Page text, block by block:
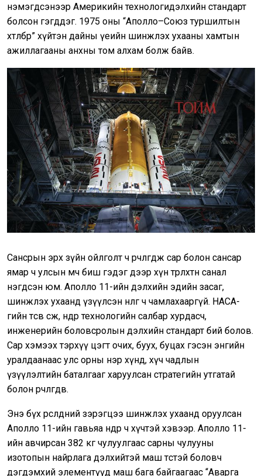
нэмэгдсэнээр Америкийн технологидэлхийн стандарт
болсон гэгддэг. 1975 оны “Аполло–Союз туршилтын
хөтөлбөр” хүйтэн дайны үеийн шинжлэх ухааны хамтын
ажиллагааны анхны том алхам болж байв.
Сансрын эрх зүйн ойлголт ч өөрчлөгдөж сар болон сансар
ямар ч улсын өмч биш гэдэг дээр хүн төрөлхтөн санал
нэгдсэн юм. Аполло 11-ийн дэлхийн эдийн засаг,
шинжлэх ухаанд үзүүлсэн нөлөөг ч чамлахааргүй. НАСА-
гийн төсөв өсөж, өндөр технологийн салбар хурдасч,
инженерийн боловсролын дэлхийн стандарт бий болов.
Сар хэмээх тэрхүү цэгт очих, буух, буцах гэсэн энгийн
уралдаанаас улс орны нэр хүнд, хүч чадлын
үзүүлэлтийн баталгааг харуулсан стратегийн утгатай
болон өөрчлөгдөв.
Энэ бүх өрсөлдөөний зэрэгцээ шинжлэх ухаанд оруулсан
Аполло 11-ийн гавьяа өнөөдөр ч хүчтэй хэвээр. Aполло 11-
ийн авчирсан 382 кг чулуулгаас сарны чулууны
изотопын найрлага дэлхийтэй маш төстэй боловч
дэгдэмхий элементүүд маш бага байгаагаас “Аварга